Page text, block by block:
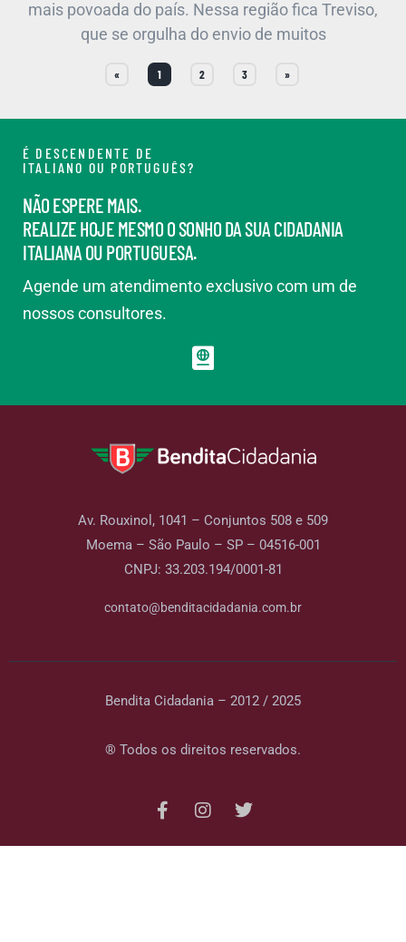
mais povoada do país. Nessa região fica Treviso,
que se orgulha do envio de muitos
« 1 2 3 »
É DESCENDENTE DE
ITALIANO OU PORTUGUÊS?
NÃO ESPERE MAIS.
REALIZE HOJE MESMO O SONHO DA SUA CIDADANIA
ITALIANA OU PORTUGUESA.
Agende um atendimento exclusivo com um de
nossos consultores.
Av. Rouxinol, 1041 – Conjuntos 508 e 509
Moema – São Paulo – SP – 04516-001
CNPJ: 33.203.194/0001-81
contato@benditacidadania.com.br
Bendita Cidadania – 2012 / 2025
® Todos os direitos reservados.